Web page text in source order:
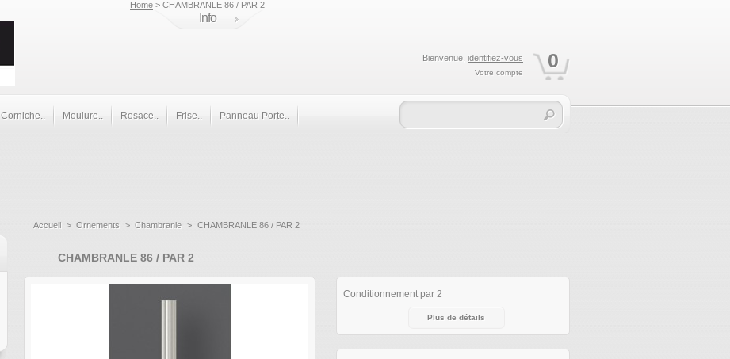
Home > CHAMBRANLE 86 / PAR 2
Bienvenue, identifiez-vous 0
Votre compte
Info
Corniche.. Moulure.. Rosace.. Frise.. Panneau Porte..
Accueil > Ornements > Chambranle > CHAMBRANLE 86 / PAR 2
CHAMBRANLE 86 / PAR 2
Conditionnement par 2
Plus de détails